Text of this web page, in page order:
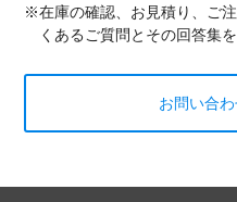
※在庫の確認、お見積り、ご
くあるご質問とその回答集
お問い合